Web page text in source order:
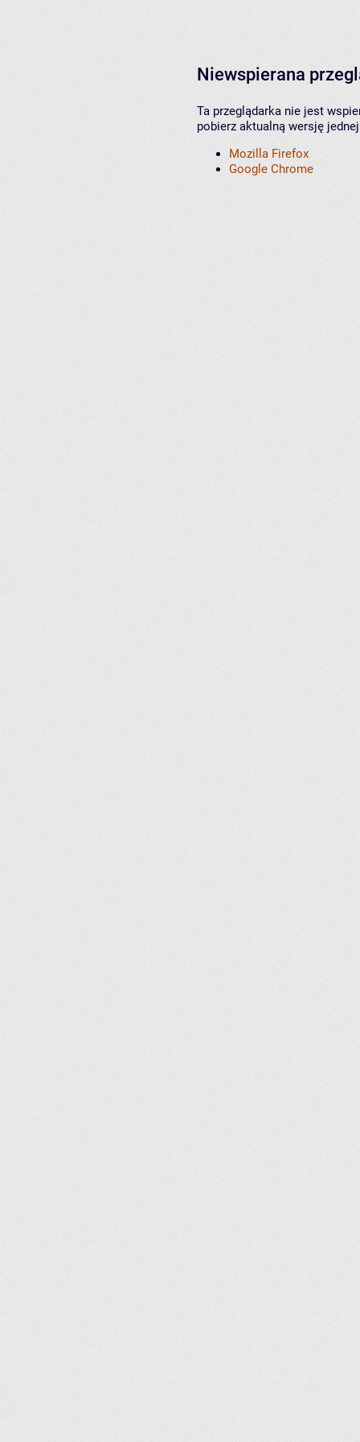
Niewspierana
Ta przeglądarka nie jest
pobierz aktualną wersję
Mozilla Firefox
Google Chrome